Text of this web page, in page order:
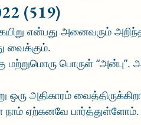
(519)
என்பது அனைவரும்
வைக்கும்.
மற்றுமொரு பொருள்
ஒரு அதிகாரம்
நாம் ஏற்கனவே